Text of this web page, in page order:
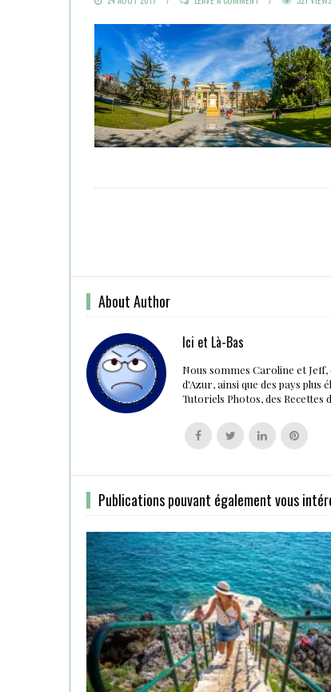
About Author
Ici et Là-Bas
Nous sommes Caroline et
d'Azur, ainsi que des pays
Tutoriels Photos, des
Follow
us
Follow
us
Follow
us
Follow
us
Publications pouvant également vous